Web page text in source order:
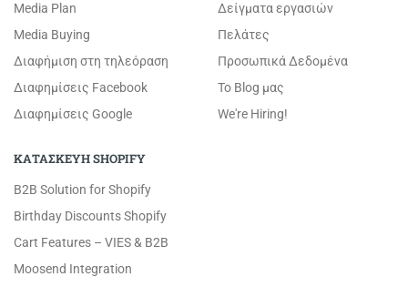
Media Plan
Media Buying
Διαφήμιση στη τηλεόραση
Διαφημίσεις Facebook
Διαφημίσεις Google
Δείγματα εργασιών
Πελάτες
Προσωπικά Δεδομένα
Το Blog μας
We're Hiring!
ΚΑΤΑΣΚΕΥΗ SHOPIFY
B2B Solution for Shopify
Birthday Discounts Shopify
Cart Features – VIES & B2B
Moosend Integration